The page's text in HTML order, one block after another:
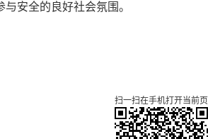
安全的良好社会氛围。
扫一扫在手机打开当前页